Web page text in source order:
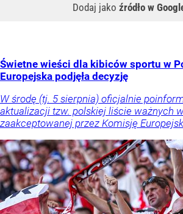
Dodaj jako źródło w
Świetne wieści dla kibiców sportu w
Europejska podjęła decyzję
W środę (tj. 5 sierpnia) oficjalnie
aktualizacji tzw. polskiej liście ważnych
zaakceptowanej przez Komisję